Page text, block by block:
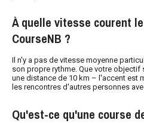
À quelle vitesse courent
CourseNB ?
Il n'y a pas de vitesse moyenne
son propre rythme. Que votre
une distance de 10 km – l'accent est
les rencontres d'autres personnes
Qu'est-ce qu'une course